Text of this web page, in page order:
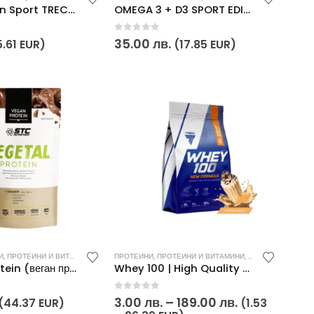
Multivitamin Sport TREC Endurance | Effervescent
EUR)
OMEGA 3 + D3 SPORT EDITION 120 КАПС. Trec Endurance
0 out of 5
35.00 лв. (17.85 EUR)
,ХРАНИТЕЛНИ ДОБАВКИ
, ПРОТЕИНИ И ВИТАМИНИ ,ХРАНИТЕЛНИ ДОБАВКИ
Vegetal Protein (веган протеин) 750гр STC Nutrition
(44.37 EUR)
product
has
multiple
ПРОТЕИНИ, ПРОТЕИНИ И ВИТАМИНИ, ХРАНИТЕЛНИ
Whey 100 | High Quality Whey Protein TREC Nutrition
0 out of 5
3.00 лв. – 189.00 лв.Price
(1.53